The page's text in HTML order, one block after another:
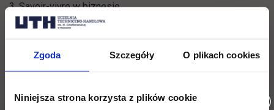
Zgoda Szczegóły O plikach cookies
Niniejsza strona korzysta z plików cookie
Savoir-vivre w biznesie
To kolejne kursy tworzone przez UTH w ramach Akademii
stworzone przez ekspertów UTH: